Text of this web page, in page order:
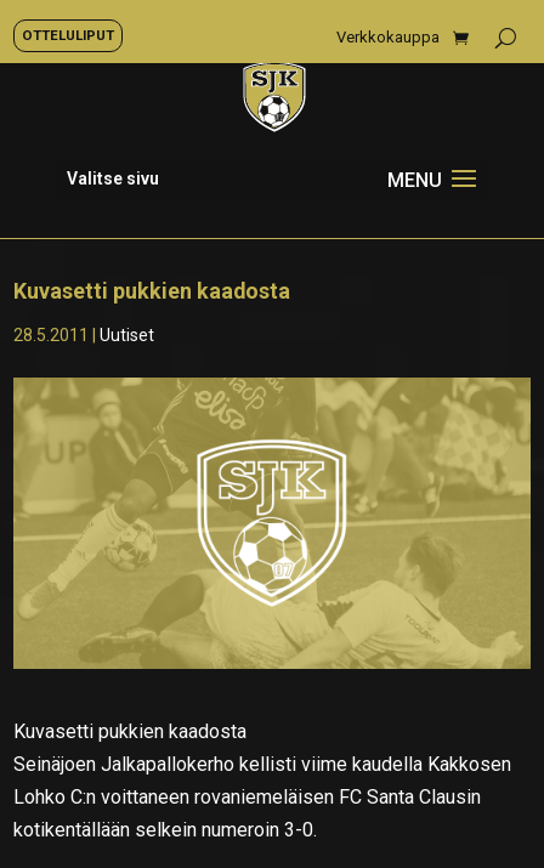
OTTELULIPUT Verkkokauppa
Valitse sivu
Kuvasetti pukkien kaadosta
28.5.2011 |Uutiset
Kuvasetti pukkien kaadosta
Seinäjoen Jalkapallokerho kellisti viime kaudella Kakkosen
Lohko C:n voittaneen rovaniemeläisen FC Santa Clausin
kotikentällään selkein numeroin 3-0.